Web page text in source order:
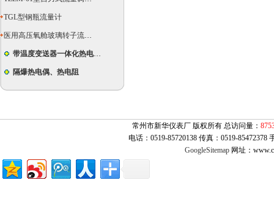
TGL型钢瓶流量计
医用高压氧舱玻璃转子流量计
带温度变送器一体化热电偶（阻）
隔爆热电偶、热电阻
常州市新华仪表厂 版权所有 总访问量：
电话：0519-85720138 传真：0519-
GoogleSitemap 网址：